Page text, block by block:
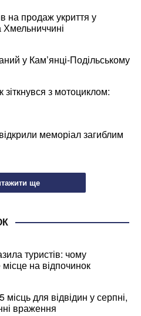
на продаж укриття у
Хмельниччині
у Кам’янці-Подільському
з мотоциклом:
меморіал загиблим
ще
туристів: чому
на відпочинок
місць для відвідин у серпні,
враження